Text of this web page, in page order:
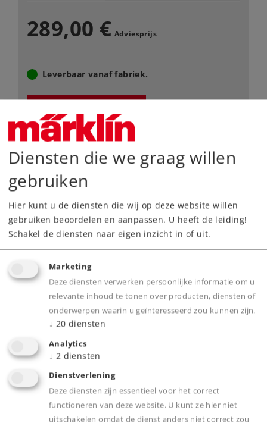
289,00 € Adviesprijs
Leverbaar vanaf fabriek.
Dealer zoeken
Downloads
Onderdelen bestellen
Highlights
met led's.
bewogen worden als de set geplaatst is in het
basisgarnituur.
Internationaal verkeer: Frankfurt/Main-
Diensten die we graag willen
gebruiken
Hier kunt u de diensten die wij op deze website willen
gebruiken beoordelen en aanpassen. U heeft de leiding!
Schakel de diensten naar eigen inzicht in of uit.
Marketing
Deze diensten verwerken persoonlijke informatie om u
relevante inhoud te tonen over producten, diensten of
onderwerpen waarin u geïnteresseerd zou kunnen zijn.
↓ 20 diensten
Analytics
↓ 2 diensten
Dienstverlening
Deze diensten zijn essentieel voor het correct
functioneren van deze website. U kunt ze hier niet
uitschakelen omdat de dienst anders niet correct zou